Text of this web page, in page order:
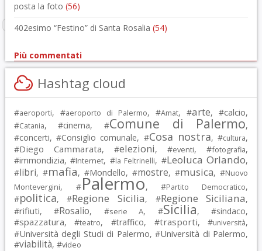
posta la foto (56)
402esimo “Festino” di Santa Rosalia (54)
Più commentati
Hashtag cloud
#aeroporti, #aeroporto di Palermo, #Amat, #arte, #calcio,
#Catania, #cinema, #Comune di Palermo,
#concerti, #Consiglio comunale, #Cosa nostra, #cultura,
#Diego Cammarata, #elezioni, #eventi, #fotografia,
#immondizia, #Internet, #la Feltrinelli, #Leoluca Orlando,
#libri, #mafia, #Mondello, #mostre, #musica, #Nuovo
Montevergini, #Palermo, #Partito Democratico,
#politica, #Regione Sicilia, #Regione Siciliana,
#rifiuti, #Rosalio, #serie A, #Sicilia, #sindaco,
#spazzatura, #teatro, #traffico, #trasporti, #università,
#Università degli Studi di Palermo, #Università di Palermo,
#viabilità, #video